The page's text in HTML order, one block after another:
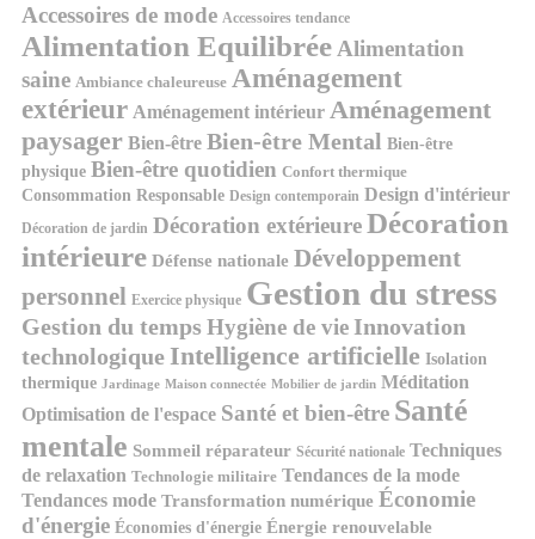
Accessoires de mode Accessoires tendance
Alimentation Equilibrée Alimentation
saine Ambiance chaleureuse Aménagement
extérieur Aménagement intérieur Aménagement
paysager Bien-être Bien-être Mental Bien-être
physique Bien-être quotidien Confort thermique
Consommation Responsable Design contemporain Design d'intérieur
Décoration de jardin Décoration extérieureDécoration
intérieure Défense nationale Développement
personnel Exercice physique Gestion du stress
Gestion du temps Hygiène de vie Innovation
technologique Intelligence artificielle Isolation
thermique Jardinage Maison connectée Mobilier de jardin Méditation
Optimisation de l'espace Santé et bien-être Santé
mentale Sommeil réparateur Sécurité nationale Techniques
de relaxation Technologie militaire Tendances de la mode
Tendances mode Transformation numérique Économie
d'énergie Économies d'énergie Énergie renouvelable